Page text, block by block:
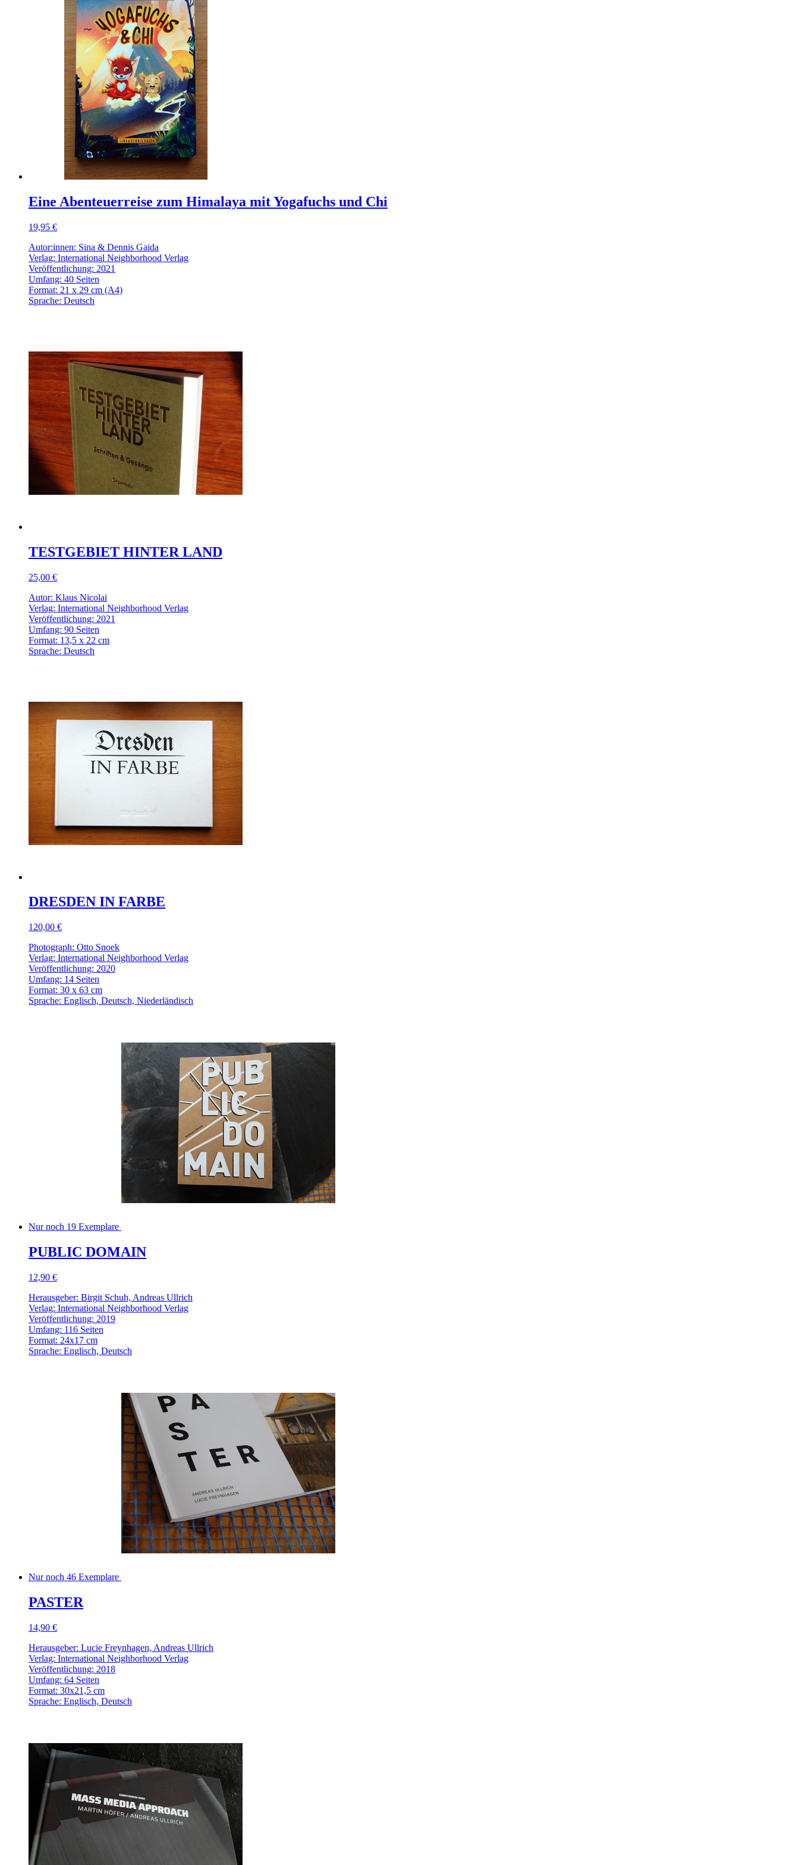
Eine Abenteuerreise zum Himalaya mit Yogafuchs und Chi
19,95 €
Autor:innen: Sina & Dennis Gaida
Verlag: International Neighborhood Verlag
Veröffentlichung: 2021
Umfang: 40 Seiten
Format: 21 x 29 cm (A4)
Sprache: Deutsch
TESTGEBIET HINTER LAND
25,00 €
Autor: Klaus Nicolai
Verlag: International Neighborhood Verlag
Veröffentlichung: 2021
Umfang: 90 Seiten
Format: 13,5 x 22 cm
Sprache: Deutsch
DRESDEN IN FARBE
120,00 €
Photograph: Otto Snoek
Verlag: International Neighborhood Verlag
Veröffentlichung: 2020
Umfang: 14 Seiten
Format: 30 x 63 cm
Sprache: Englisch, Deutsch, Niederländisch
Nur noch 19 Exemplare
PUBLIC DOMAIN
12,90 €
Herausgeber: Birgit Schuh, Andreas Ullrich
Verlag: International Neighborhood Verlag
Veröffentlichung: 2019
Umfang: 116 Seiten
Format: 24x17 cm
Sprache: Englisch, Deutsch
Nur noch 46 Exemplare
PASTER
14,90 €
Herausgeber: Lucie Freynhagen, Andreas Ullrich
Verlag: International Neighborhood Verlag
Veröffentlichung: 2018
Umfang: 64 Seiten
Format: 30x21,5 cm
Sprache: Englisch, Deutsch